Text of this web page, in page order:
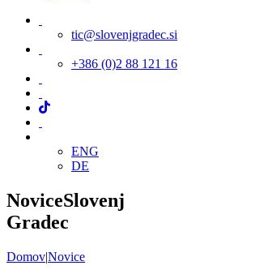
tic@slovenjgradec.si
+386 (0)2 88 121 16
ENG
DE
NoviceSlovenj
Gradec
Domov|Novice